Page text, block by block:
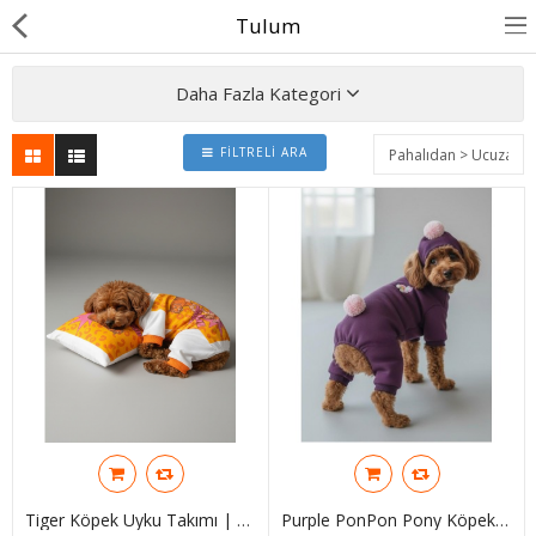
AKSESUAR
Tulum
Daha Fazla Kategori
FILTRELI ARA
Tiger Köpek Uyku Takımı | Pamuklu Penye Köpek Tulumu Ve Mini Yastık | Küçük Irklar İçin | Tüy Dökülmesini Azaltır Purple PonPon Pony Köpek Tulumu & Bere Takımı | Şardonlu Polar Kumaş | Küçük Irk Köpekler İçin | Tüy Dökülmesini Azaltır